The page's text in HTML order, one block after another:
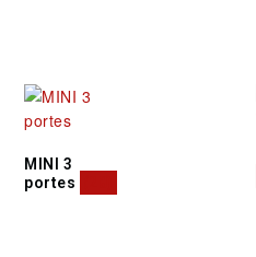
MINI 3
portes